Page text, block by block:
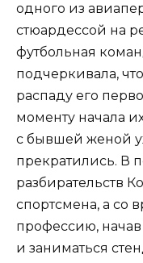
одного из
стюардессой на
футбольная
подчеркивала,
распаду его
моменту начала
с бывшей женой
прекратились. В
разбирательств
спортсмена, а со
профессию, начав
и заниматься